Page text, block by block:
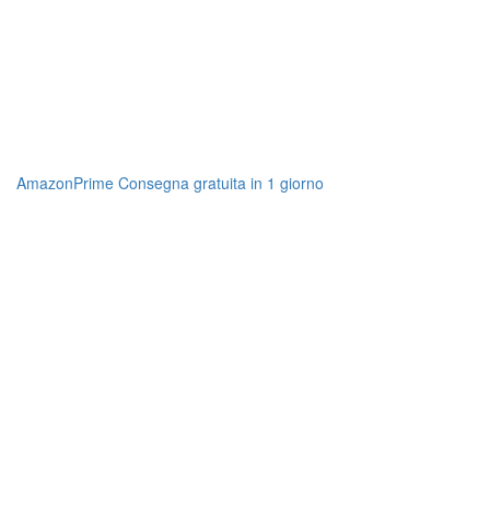
AmazonPrime Consegna gratuita in 1 giorno